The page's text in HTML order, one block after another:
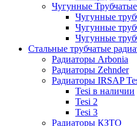
Чугунные
Чугунные
Чугунные
Чугунные
Стальные трубчатые
Радиаторы Arbonia
Радиаторы Zehnder
Радиаторы IRSAP
Tesi в наличии
Tesi 2
Tesi 3
Радиаторы КЗТО